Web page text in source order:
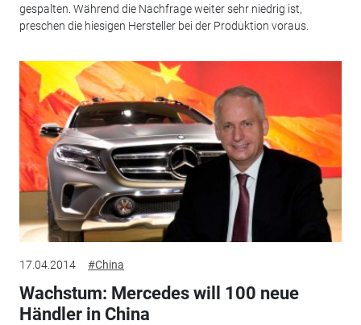
gespalten. Während die Nachfrage weiter sehr niedrig ist,
preschen die hiesigen Hersteller bei der Produktion voraus.
17.04.2014 #China
Wachstum: Mercedes will 100 neue
Händler in China